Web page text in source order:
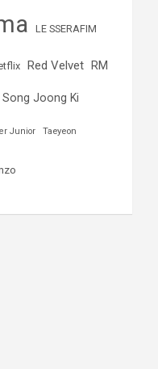
LE SSERAFIM
Red Velvet RM
Song Joong Ki
Junior Taeyeon